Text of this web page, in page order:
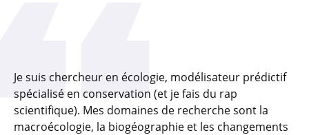
Je suis chercheur en écologie, modélisateur prédictif
spécialisé en conservation (et je fais du rap
scientifique). Mes domaines de recherche sont la
macroécologie, la biogéographie et les changements